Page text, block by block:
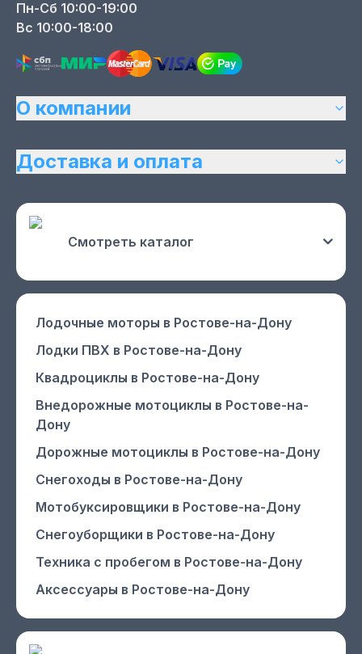
Пн-Сб 10:00-19:00
Вс 10:00-18:00
О компании
Доставка и оплата
Смотреть каталог
Лодочные моторы в Ростове-на-Дону
Лодки ПВХ в Ростове-на-Дону
Квадроциклы в Ростове-на-Дону
Внедорожные мотоциклы в Ростове-на-
Дону
Дорожные мотоциклы в Ростове-на-Дону
Снегоходы в Ростове-на-Дону
Мотобуксировщики в Ростове-на-Дону
Снегоуборщики в Ростове-на-Дону
Техника с пробегом в Ростове-на-Дону
Аксессуары в Ростове-на-Дону